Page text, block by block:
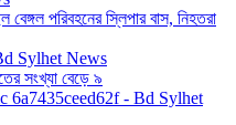
বেঙ্গল পরিবহনের স্লিপার বাস, নিহতরা
সংখ্যা বেড়ে ৯